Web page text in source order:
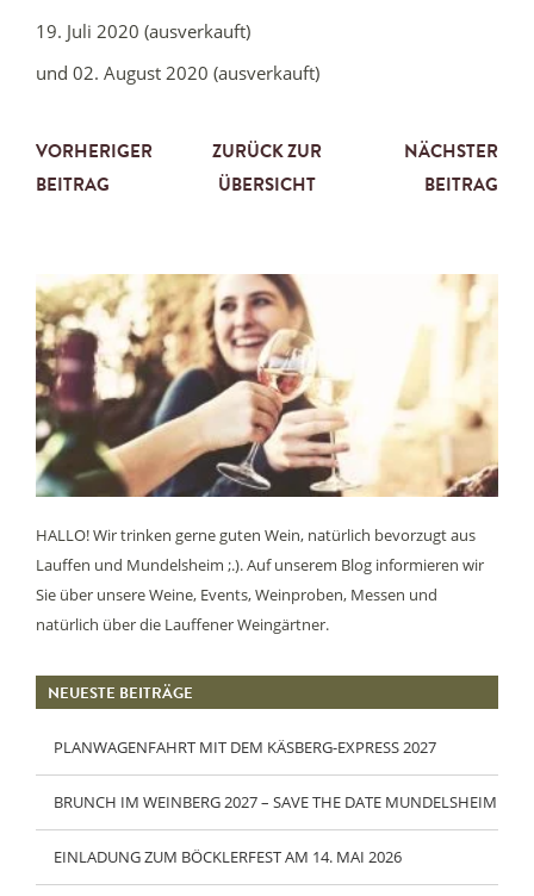
19. Juli 2020 (ausverkauft)
und 02. August 2020 (ausverkauft)
VORHERIGER
BEITRAG
ZURÜCK ZUR
ÜBERSICHT
NÄCHSTER
BEITRAG
HALLO! Wir trinken gerne guten Wein, natürlich bevorzugt aus
Lauffen und Mundelsheim ;.). Auf unserem Blog informieren wir
Sie über unsere Weine, Events, Weinproben, Messen und
natürlich über die Lauffener Weingärtner.
NEUESTE BEITRÄGE
PLANWAGENFAHRT MIT DEM KÄSBERG-EXPRESS 2027
BRUNCH IM WEINBERG 2027 – SAVE THE DATE MUNDELSHEIM
EINLADUNG ZUM BÖCKLERFEST AM 14. MAI 2026